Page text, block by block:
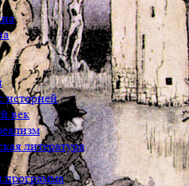
историей
век
литература